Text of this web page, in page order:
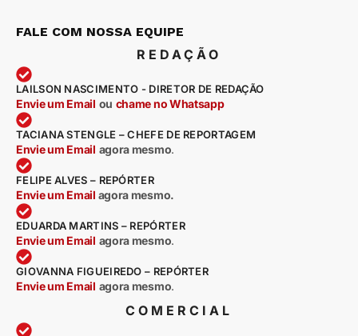
FALE COM NOSSA EQUIPE
REDAÇÃO
LAILSON NASCIMENTO - DIRETOR DE REDAÇÃO
Envie um Email ou chame no Whatsapp
TACIANA STENGLE – CHEFE DE REPORTAGEM
Envie um Email agora mesmo.
FELIPE ALVES – REPÓRTER
Envie um Email agora mesmo.
EDUARDA MARTINS – REPÓRTER
Envie um Email agora mesmo.
GIOVANNA FIGUEIREDO – REPÓRTER
Envie um Email agora mesmo.
COMERCIAL